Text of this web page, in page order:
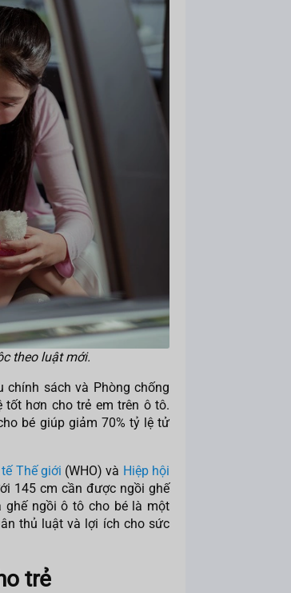
theo luật mới.
chính sách và Phòng chống
hơn cho trẻ em trên ô tô.
bé giúp giảm 70% tỷ lệ tử
Thế giới (WHO) và Hiệp hội
145 cm cần được ngồi ghế
ghế ngồi ô tô cho bé là một
thủ luật và lợi ích cho sức
trẻ